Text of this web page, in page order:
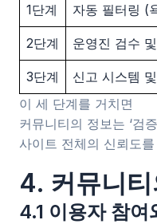
1단계 자동 필터링 (
2단계 운영진 검수
3단계 신고 시스템
이 세 단계를 거치면
커뮤니티의 정보는 ‘검
사이트 전체의 신뢰도
4. 커뮤니
4.1 이용자 참여